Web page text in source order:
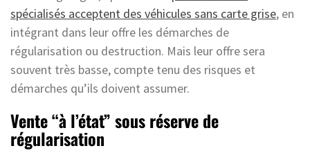
spécialisés acceptent des véhicules sans carte grise, en
intégrant dans leur offre les démarches de
régularisation ou destruction. Mais leur offre sera
souvent très basse, compte tenu des risques et
démarches qu’ils doivent assumer.
Vente “à l’état” sous réserve de
régularisation